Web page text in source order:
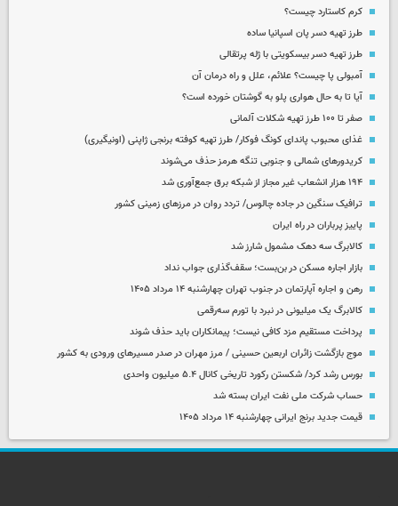
کرم کاستارد چیست؟
طرز تهیه دسر پان اسپانیا ساده
طرز تهیه دسر بیسکویتی با ژله پرتقالی
آمبولی پا چیست؟ علائم، علل و راه درمان آن
آیا تا به حال هواری پلو به گوشتان خورده است؟
صفر تا ۱۰۰ طرز تهیه شکلات آلمانی
غذای محبوب پاندای کونگ فوکار/ طرز تهیه کوفته برنجی ژاپنی (اونیگیری)
کریدورهای شمالی و جنوبی تنگه هرمز حذف می‌شوند
۱۹۴ هزار انشعاب غیر مجاز از شبکه برق جمع‌آوری شد
ترافیک سنگین در جاده چالوس/ تردد روان در مرزهای زمینی کشور
پاییز پرباران در راه ایران
کالابرگ سه دهک مشمول شارز شد
بازار اجاره مسکن در بن‌بست؛ سقف‌گذاری جواب نداد
رهن و اجاره آپارتمان در جنوب تهران چهارشنبه ۱۴ مرداد ۱۴۰۵
کالابرگ یک میلیونی در نبرد با تورم سه‌رقمی
پرداخت مستقیم مزد کافی نیست؛ پیمانکاران باید حذف شوند
موج بازگشت زائران اربعین حسینی / مرز مهران در صدر مسیرهای ورودی به کشور
بورس رشد کرد/ شکستن رکورد تاریخی کانال ۵.۴ میلیون واحدی
حساب‌ شرکت ملی نفت ایران بسته شد
قیمت جدید برنج ایرانی چهارشنبه ۱۴ مرداد ۱۴۰۵